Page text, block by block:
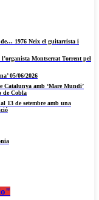
1976 Neix el guitarrista i
Montserrat Torrent pel
05/06/2026
Catalunya amb ‘Mare Mundi’
de Cobla
13 de setembre amb una